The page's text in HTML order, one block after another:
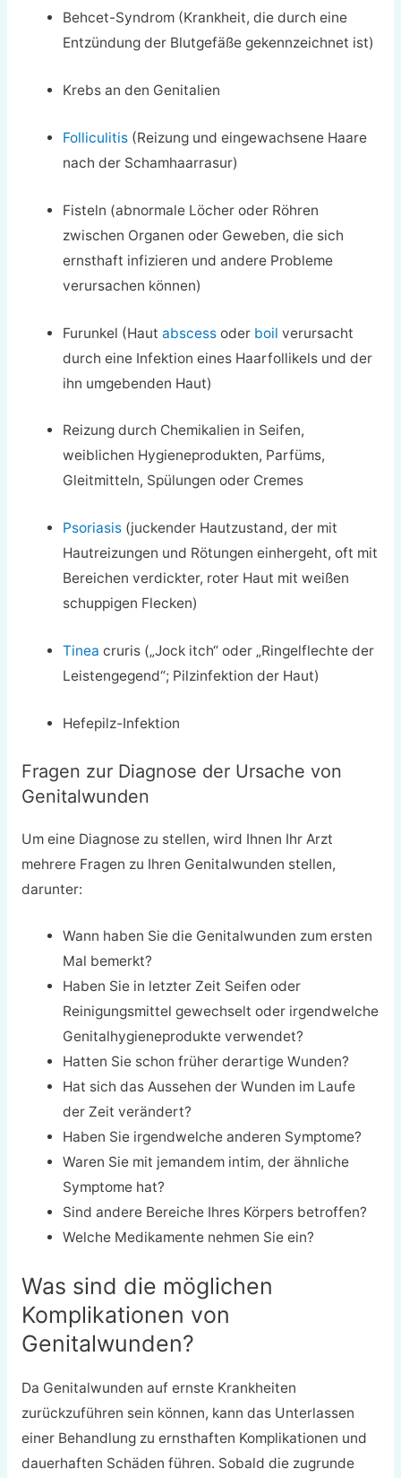
Behcet-Syndrom (Krankheit, die durch eine
Entzündung der Blutgefäße gekennzeichnet ist)
Krebs an den Genitalien
Folliculitis (Reizung und eingewachsene Haare
nach der Schamhaarrasur)
Fisteln (abnormale Löcher oder Röhren
zwischen Organen oder Geweben, die sich
ernsthaft infizieren und andere Probleme
verursachen können)
Furunkel (Hautabscess oder boil verursacht
durch eine Infektion eines Haarfollikels und der
ihn umgebenden Haut)
Reizung durch Chemikalien in Seifen,
weiblichen Hygieneprodukten, Parfüms,
Gleitmitteln, Spülungen oder Cremes
Psoriasis (juckender Hautzustand, der mit
Hautreizungen und Rötungen einhergeht, oft mit
Bereichen verdickter, roter Haut mit weißen
schuppigen Flecken)
Tinea cruris („Jock itch“ oder „Ringelflechte der
Leistengegend“; Pilzinfektion der Haut)
Hefepilz-Infektion
Fragen zur Diagnose der Ursache von
Genitalwunden
Um eine Diagnose zu stellen, wird Ihnen Ihr Arzt
mehrere Fragen zu Ihren Genitalwunden stellen,
darunter:
Wann haben Sie die Genitalwunden zum ersten
Mal bemerkt?
Haben Sie in letzter Zeit Seifen oder
Reinigungsmittel gewechselt oder irgendwelche
Genitalhygieneprodukte verwendet?
Hatten Sie schon früher derartige Wunden?
Hat sich das Aussehen der Wunden im Laufe
der Zeit verändert?
Haben Sie irgendwelche anderen Symptome?
Waren Sie mit jemandem intim, der ähnliche
Symptome hat?
Sind andere Bereiche Ihres Körpers betroffen?
Welche Medikamente nehmen Sie ein?
Was sind die möglichen
Komplikationen von
Genitalwunden?
Da Genitalwunden auf ernste Krankheiten
zurückzuführen sein können, kann das Unterlassen
einer Behandlung zu ernsthaften Komplikationen und
dauerhaften Schäden führen. Sobald die zugrunde